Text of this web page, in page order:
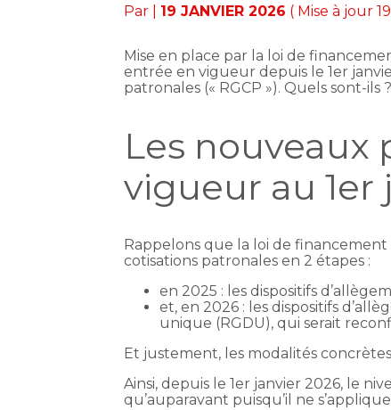
Par 19 JANVIER 2026 ( Mise à jour
Mise en place par la loi de
entrée en vigueur depuis le 1er
patronales (« RGCP »). Quels sont-ils ?
Les nouveaux
vigueur au 1er
Rappelons que la loi de
cotisations patronales en 2 étapes :
en 2025 : les dispositifs
et, en 2026 : les dispositifs
unique (RGDU), qui serait
Et justement, les modalités
Ainsi, depuis le 1er janvier 2026, le
qu’auparavant puisqu’il ne